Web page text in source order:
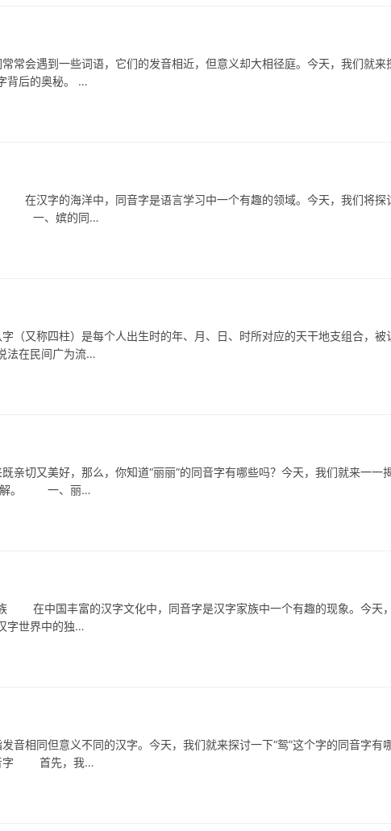
遇到一些词语，它们的发音相近，但意义却大相径庭。今天，我们就来
背后的奥秘。 …
汉字的海洋中，同音字是语言学习中一个有趣的领域。今天，我们将探
用。 一、嫔的同…
又称四柱）是每个人出生时的年、月、日、时所对应的天干地支组合，被
法在民间广为流…
切又美好，那么，你知道“丽丽”的同音字有哪些吗？今天，我们就来一一
了解。 一、丽…
在中国丰富的汉字文化中，同音字是汉字家族中一个有趣的现象。今天
字世界中的独…
同但意义不同的汉字。今天，我们就来探讨一下“鸳”这个字的同音字有
字 首先，我…